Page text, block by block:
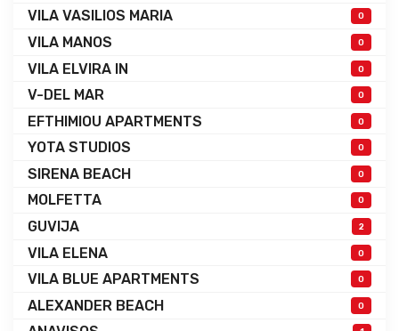
VILA VASILIOS MARIA 0
VILA MANOS 0
VILA ELVIRA IN 0
V-DEL MAR 0
EFTHIMIOU APARTMENTS 0
YOTA STUDIOS 0
SIRENA BEACH 0
MOLFETTA 0
GUVIJA 2
VILA ELENA 0
VILA BLUE APARTMENTS 0
ALEXANDER BEACH 0